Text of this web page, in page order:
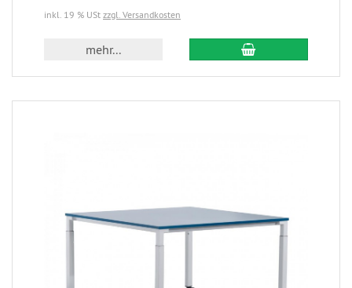
inkl. 19 % USt zzgl. Versandkosten
mehr...